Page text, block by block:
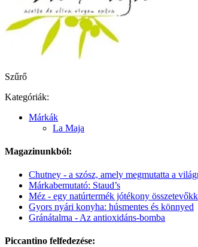
Szűrő
Kategóriák:
Márkák
La Maja
Magazinunkból:
Chutney - a szósz, amely megmutatta a
Márkabemutató: Staud’s
Méz - egy natúrtermék jótékony
Gyors nyári konyha: húsmentes és könnyed
Gránátalma - Az antioxidáns-bomba
Piccantino felfedezése: